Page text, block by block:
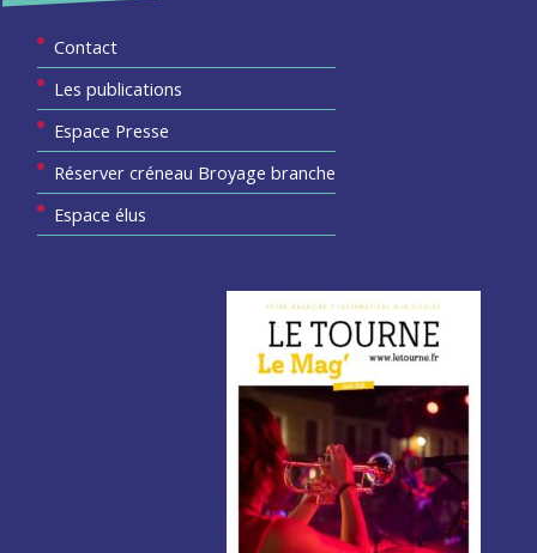
Contact
Les publications
Espace Presse
Réserver créneau Broyage branche
Espace élus